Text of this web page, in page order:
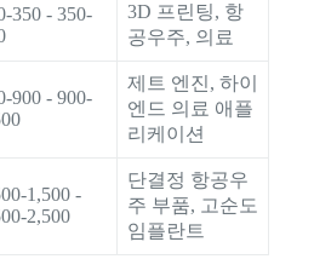
350 - 350-
3D 프린팅, 항
공우주, 의료
900 - 900-
제트 엔진, 하이
엔드 의료 애플
리케이션
1,500 -
2,500
단결정 항공우
주 부품, 고순도
임플란트